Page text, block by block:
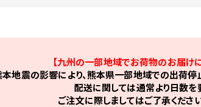
【九州の一部地域でお荷物のお届け
地震の影響により、熊本県一部地域での出荷停
配送に関しては通常より日数を
ご注文に際しましてはご了承くださ